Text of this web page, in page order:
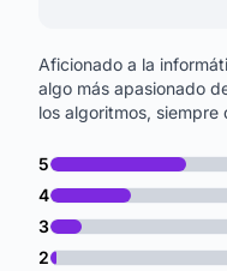
Aficionado a la
algo más apasionado
los algoritmos,
5
4
3
2